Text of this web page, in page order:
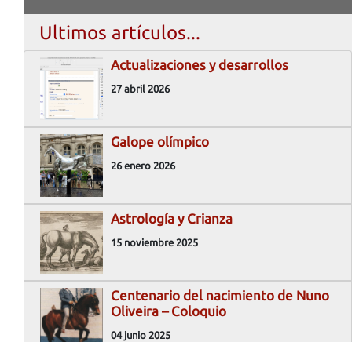
Ultimos artículos...
Actualizaciones y desarrollos
27 abril 2026
Galope olímpico
26 enero 2026
Astrología y Crianza
15 noviembre 2025
Centenario del nacimiento de Nuno
Oliveira – Coloquio
04 junio 2025